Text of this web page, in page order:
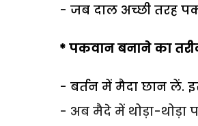
- जब दाल अच्छी तरह
* पकवान बनाने का
- बर्तन में मैदा छान लें.
- अब मैदे में थोड़ा-थोड़ा